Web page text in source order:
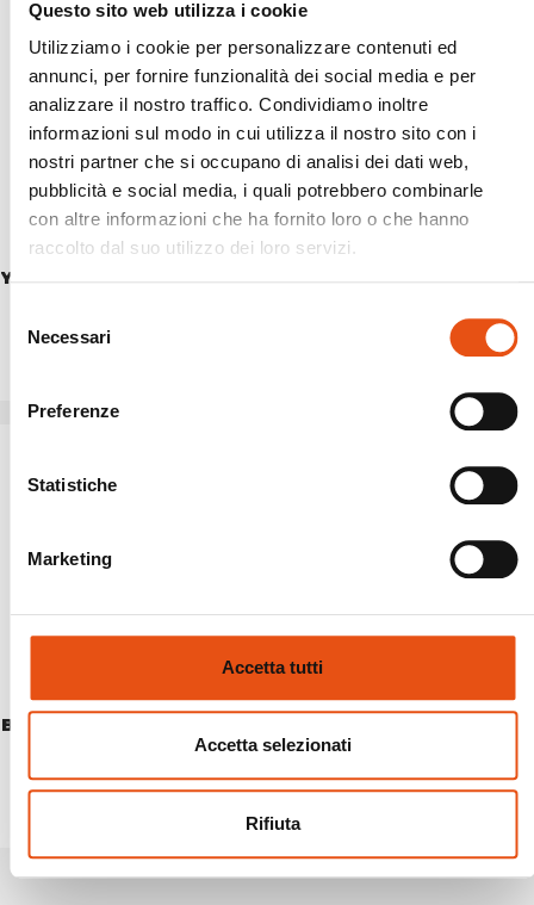
Questo sito web utilizza i cookie
Utilizziamo i cookie per personalizzare contenuti ed
annunci, per fornire funzionalità dei social media e per
analizzare il nostro traffico. Condividiamo inoltre
informazioni sul modo in cui utilizza il nostro sito con i
nostri partner che si occupano di analisi dei dati web,
pubblicità e social media, i quali potrebbero combinarle
con altre informazioni che ha fornito loro o che hanno
raccolto dal suo utilizzo dei loro servizi.
delNecessari
Preferenze
Statistiche
Marketing
Accetta tutti
Accetta selezionati
Rifiuta
YENISEI JACKET WOMAN
VIEDMA JACKET WOMAN
BREITHORN JKT WOMAN
€249,90